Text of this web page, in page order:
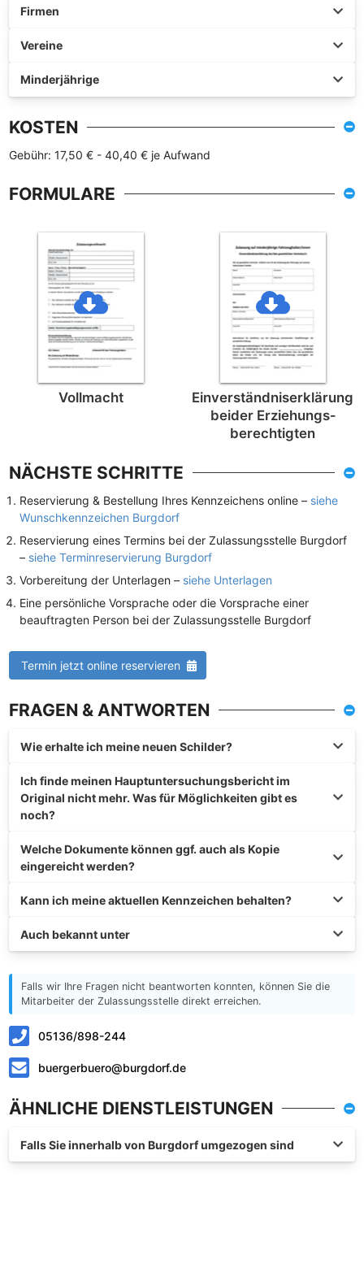
Firmen
Vereine
Minderjährige
KOSTEN
Gebühr: 17,50 € - 40,40 € je Aufwand
FORMULARE
Vollmacht
Einverständnis­erklärung
beider Erziehungs­
berechtigten
NÄCHSTE SCHRITTE
Reservierung & Bestellung Ihres Kennzeichens online – siehe
Wunschkennzeichen Burgdorf
Reservierung eines Termins bei der Zulassungsstelle Burgdorf
– siehe Terminreservierung Burgdorf
Vorbereitung der Unterlagen – siehe Unterlagen
Eine persönliche Vorsprache oder die Vorsprache einer
beauftragten Person bei der Zulassungsstelle Burgdorf
Termin jetzt online reservieren
FRAGEN & ANTWORTEN
Wie erhalte ich meine neuen Schilder?
Ich finde meinen Hauptuntersuchungsbericht im
Original nicht mehr. Was für Möglichkeiten gibt es
noch?
Welche Dokumente können ggf. auch als Kopie
eingereicht werden?
Kann ich meine aktuellen Kennzeichen behalten?
Auch bekannt unter
Falls wir Ihre Fragen nicht beantworten konnten, können Sie die
Mitarbeiter der Zulassungsstelle direkt erreichen.
05136/898-244
buergerbuero@burgdorf.de
ÄHNLICHE DIENSTLEISTUNGEN
Falls Sie innerhalb von Burgdorf umgezogen sind